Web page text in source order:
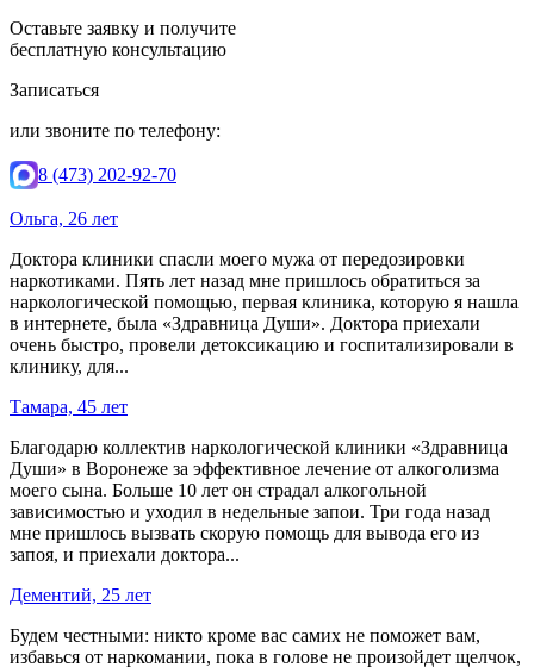
Оставьте заявку и получите
бесплатную консультацию
Записаться
или звоните по телефону:
8 (473) 202-92-70
Ольга, 26 лет
Доктора клиники спасли моего мужа от передозировки
наркотиками. Пять лет назад мне пришлось обратиться за
наркологической помощью, первая клиника, которую я нашла
в интернете, была «Здравница Души». Доктора приехали
очень быстро, провели детоксикацию и госпитализировали в
клинику, для...
Тамара, 45 лет
Благодарю коллектив наркологической клиники «Здравница
Души» в Воронеже за эффективное лечение от алкоголизма
моего сына. Больше 10 лет он страдал алкогольной
зависимостью и уходил в недельные запои. Три года назад
мне пришлось вызвать скорую помощь для вывода его из
запоя, и приехали доктора...
Дементий, 25 лет
Будем честными: никто кроме вас самих не поможет вам,
избавься от наркомании, пока в голове не произойдет щелчок,